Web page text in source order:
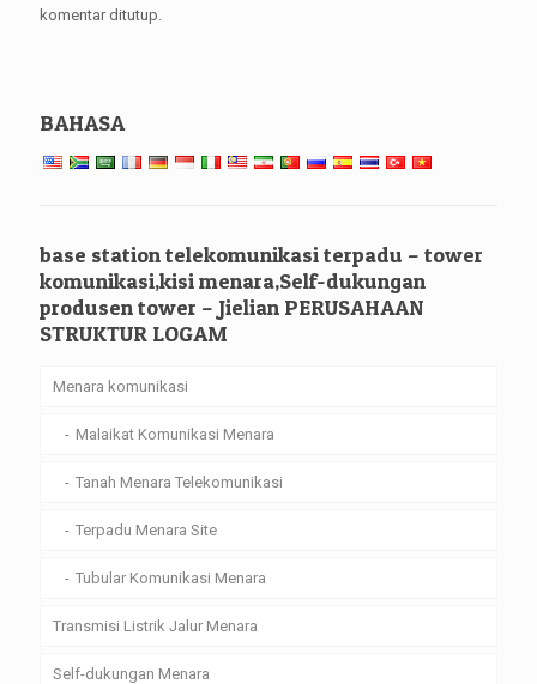
komentar ditutup.
BAHASA
base station telekomunikasi terpadu – tower
komunikasi,kisi menara,Self-dukungan
produsen tower – Jielian PERUSAHAAN
STRUKTUR LOGAM
Menara komunikasi
Malaikat Komunikasi Menara
Tanah Menara Telekomunikasi
Terpadu Menara Site
Tubular Komunikasi Menara
Transmisi Listrik Jalur Menara
Self-dukungan Menara